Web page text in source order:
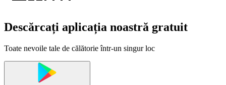
Descărcați aplicația noastră gratuit
Toate nevoile tale de călătorie într-un singur loc